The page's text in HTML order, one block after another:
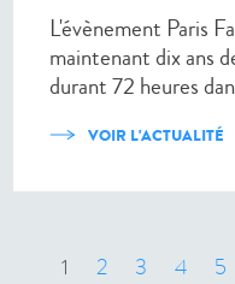
L'évènement Paris
maintenant dix ans
durant 72 heures
VOIR L'ACTUALITÉ
1 2 3 4 5